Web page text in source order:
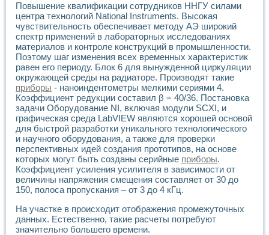
Система сбора данных и управления процессом
Управление температурой газовой среды специальной
Разработка программного обеспечения с
Использование технологий NATIONAL INSTRUMENTS
Оборудование для промышленной термотрансферной
Автоматизация реометрических исследований на базе
Применение измерителя иммитанса для исследова¬ния
Исследование электромагнитных переходных процессов
Стенд для исследования электрических переходных
Автоматизация контроля сварных швов на базе
Измерительный контроль с применением
Моделирование надежности и эффективности систем
Лабораторные практикумы и учебные стенды
Автоматизация лабораторного стенда по измерению
Автоматизированные лабораторные комплексы для
Виртуальный прибор для исследования нелинейных
Использование виртуальных приборов в процесе
Лабораторный практикум по дисциплине «Цифровые
Лабораторный практикум по ИНС на основе LabVIEW
Повышение квалификации сотрудников ННГУ силами
центра технологий National Instruments. Высокая
чувствительность обеспечивает методу АЭ широкий
спектр применений в лабораторных исследованиях
материалов и контроле конструкций в промышленности.
Поэтому шаг изменения всех временных характеристик
равен его периоду. Блок 6 для вынужденной циркуляции
окружающей среды на радиаторе. Производят такие
приборы - наноиндентометры мелкими сериями 4.
Коэффициент редукции составил β = 40/36. Постановка
задачи Оборудование NI, включая модули SCXI, и
графическая среда LabVIEW являются хорошей основой
для быстрой разработки уникального технологического
и научного оборудования, а также для проверки
перспективных идей создания прототипов, на основе
которых могут быть созданы серийные приборы.
Коэффициент усиления усилителя в зависимости от
величины напряжения смещения составляет от 30 до
150, полоса пропускания – от 3 до 4 кГц.
На участке в происходит отображения промежуточных
данных. Естественно, такие расчеты потребуют
значительно большего времени.